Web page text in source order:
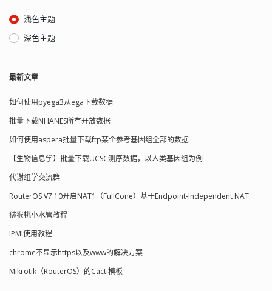
浅色主题
深色主题
最新文章
如何使用pyega3从ega下载数据
批量下载NHANES所有开放数据
如何使用aspera批量下载ftp某个参考基因组全部的数据
【生物信息学】批量下载UCSC测序数据，以人类基因组为例
代谢组学交流群
RouterOS V7.10开启NAT1（FullCone）基于Endpoint-Independent NAT
猕猴桃小水管教程
IPMI使用教程
chrome不显示https以及www的解决方案
Mikrotik（RouterOS）的Cacti模板